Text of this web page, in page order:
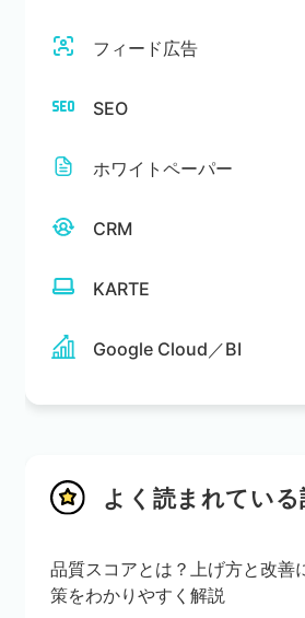
フィード広告
SEO
ホワイトペーパー
CRM
KARTE
Google Cloud／BI
よく読まれている
品質スコアとは？上げ方と改善
策をわかりやすく解説